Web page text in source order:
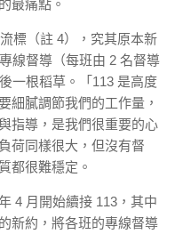
最痛點。
標（註 4），究其原本新
線督導（每班由 2 名督導
一根稻草。「113 是高度
細膩調節我們的工作量，
指導，是我們很重要的心
荷同樣很大，但沒有督
都很難穩定。
4 月開始續接 113，其中
新約，將各班的專線督導